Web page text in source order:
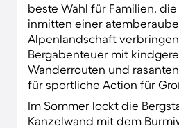
beste Wahl für Familien,
inmitten einer
Alpenlandschaft
Bergabenteuer mit
Wanderrouten und
für sportliche Action für
Im Sommer lockt die
Kanzelwand mit dem